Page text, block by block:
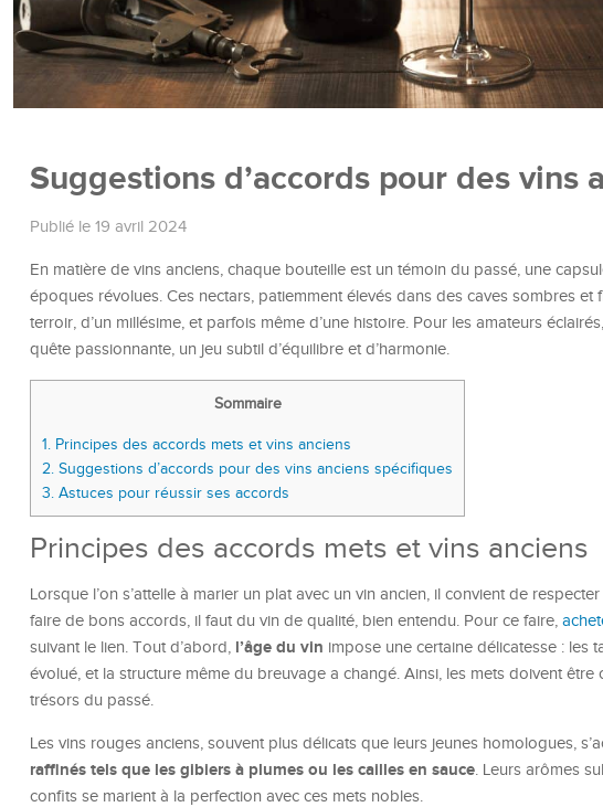
Suggestions d’accords pour des vins
Publié le 19 avril 2024
En matière de vins anciens, chaque bouteille est un témoin du passé, une
époques révolues. Ces nectars, patiemment élevés dans des caves sombres et
terroir, d’un millésime, et parfois même d’une histoire. Pour les amateurs
quête passionnante, un jeu subtil d’équilibre et d’harmonie.
Sommaire
1. Principes des accords mets et vins anciens
2. Suggestions d’accords pour des vins anciens spécifiques
3. Astuces pour réussir ses accords
Principes des accords mets et vins anciens
Lorsque l’on s’attelle à marier un plat avec un vin ancien, il convient de
faire de bons accords, il faut du vin de qualité, bien entendu. Pour ce faire,
suivant le lien. Tout d’abord, l’âge du vin impose une certaine délicatesse : les
évolué, et la structure même du breuvage a changé. Ainsi, les mets doivent
trésors du passé.
Les vins rouges anciens, souvent plus délicats que leurs jeunes homologues,
raffinés tels que les gibiers à plumes ou les cailles en sauce. Leurs arômes
confits se marient à la perfection avec ces mets nobles.